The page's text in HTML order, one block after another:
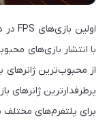
پرطرفدارترین ژانرهای
برای پلتفرم‌های